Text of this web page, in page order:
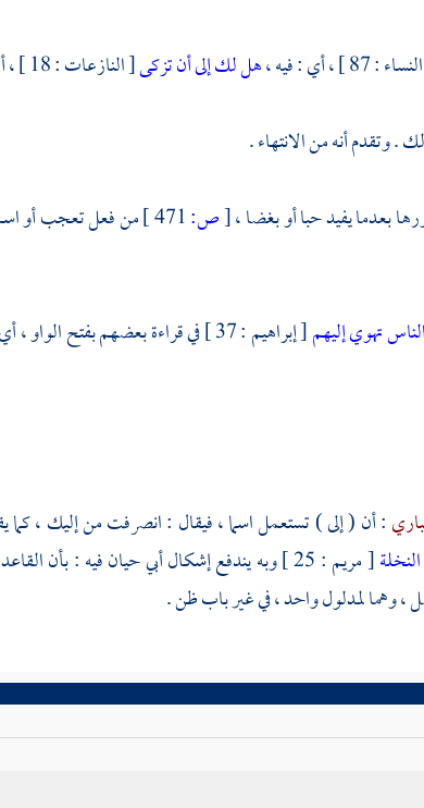
: 87 ] ، أي : فيه ، هل لك إلى أن تزكى[ النازعات : 18 ] ، أي : في أن .
. وتقدم أنه من الانتهاء .
بعدما يفيد حبا أو بغضا ،[ص: من فعل تعجب أو
تهوي إليهم[ إبراهيم : 37 ] في قراءة بعضهم بفتح الواو ، أي : تهواهم . قاله
: أن ( إلى ) تستعمل اسما ، فيقال : انصرفت من إليك ،
[ مريم : 25 ] وبه يندفع إشكال أبي حيانفيه : بأن
، وهما لمدلول واحد ، في غير باب ظن .